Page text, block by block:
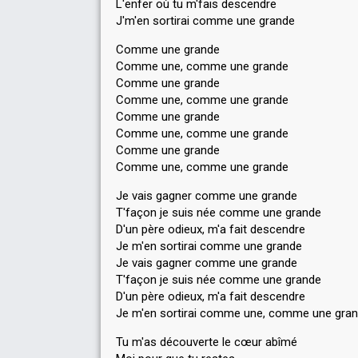
L'enfer où tu m'fais descendre
J'm'en sortirai comme une grande
Comme une grande
Comme une, comme une grande
Comme une grande
Comme une, comme une grande
Comme une grande
Comme une, comme une grande
Comme une grande
Comme une, comme une grande
Je vais gagner comme une grande
T'façon je suis née comme une grande
D'un père odieux, m'a fait descendre
Je m'en sortirai comme une grande
Je vais gagner comme une grande
T'façon je suis née comme une grande
D'un père odieux, m'a fait descendre
Je m'en sortirai comme une, comme une
Tu m'as découverte le cœur abîmé